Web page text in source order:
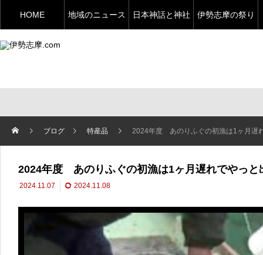
HOME 地域のニュース 日本神話と神社 伊勢志摩の祭り
ブログ 特産品 2024年度 あのりふぐの初漁は1ヶ月遅
2024年度 あのりふぐの初漁は1ヶ月遅れでやっと
2024.11.07 2024.11.08